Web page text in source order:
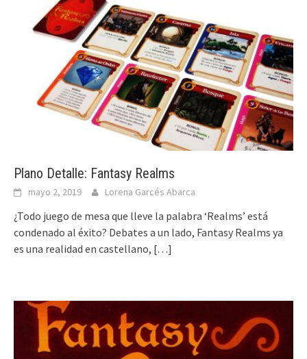
Plano Detalle: Fantasy Realms
mayo 2, 2019 Lorena Garcés Abarca
¿Todo juego de mesa que lleve la palabra ‘Realms’ está
condenado al éxito? Debates a un lado, Fantasy Realms ya
es una realidad en castellano, […]